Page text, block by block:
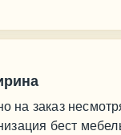
заказ
бест